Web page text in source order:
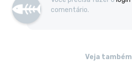
comentário.
Veja também